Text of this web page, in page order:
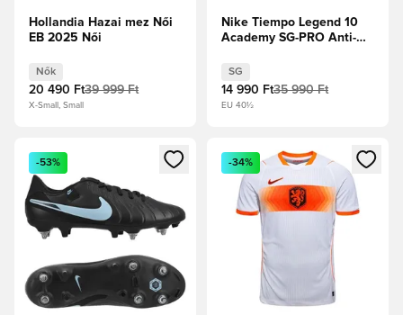
Hollandia Hazai mez Női
EB 2025 Női
Nők
20 490 Ft39 999 Ft
X-Small, Small
Nike Tiempo Legend 10
Academy SG-PRO Anti-
Lava/Fehér
SG
14 990 Ft35 990 Ft
EU 40½
Megnyit egy modált a bejelentkezéshez vagy a tagként
-53%
Megnyit egy modált a
-34%